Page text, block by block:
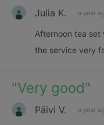
Julia K. a year
Afternoon tea set
the service very
"Very good"
Päivi V. a year